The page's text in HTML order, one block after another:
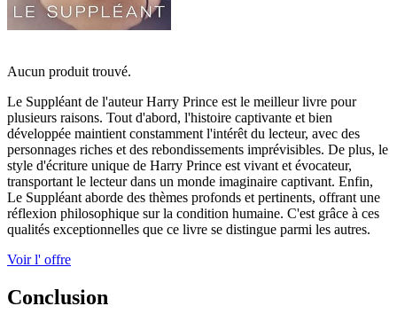
Aucun produit trouvé.
Le Suppléant de l'auteur Harry Prince est le meilleur livre pour
plusieurs raisons. Tout d'abord, l'histoire captivante et bien
développée maintient constamment l'intérêt du lecteur, avec des
personnages riches et des rebondissements imprévisibles. De plus, le
style d'écriture unique de Harry Prince est vivant et évocateur,
transportant le lecteur dans un monde imaginaire captivant. Enfin,
Le Suppléant aborde des thèmes profonds et pertinents, offrant une
réflexion philosophique sur la condition humaine. C'est grâce à ces
qualités exceptionnelles que ce livre se distingue parmi les autres.
Voir l' offre
Conclusion